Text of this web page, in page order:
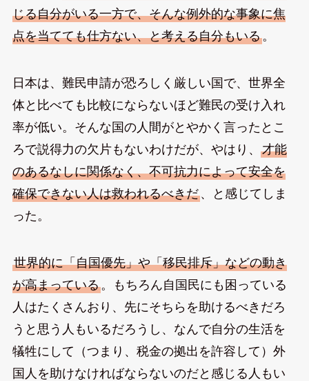
じる自分がいる一方で、そんな例外的な事象に焦
点を当てても仕方ない、と考える自分もいる。
日本は、難民申請が恐ろしく厳しい国で、世界全
体と比べても比較にならないほど難民の受け入れ
率が低い。そんな国の人間がとやかく言ったとこ
ろで説得力の欠片もないわけだが、やはり、 才能
のあるなしに関係なく、不可抗力によって安全を
確保できない人は救われるべきだ、と感じてしま
った。
世界的に「自国優先」や「移民排斥」などの動き
が高まっている。もちろん自国民にも困っている
人はたくさんおり、先にそちらを助けるべきだろ
うと思う人もいるだろうし、なんで自分の生活を
犠牲にして（つまり、税金の拠出を許容して）外
国人を助けなければならないのだと感じる人もい